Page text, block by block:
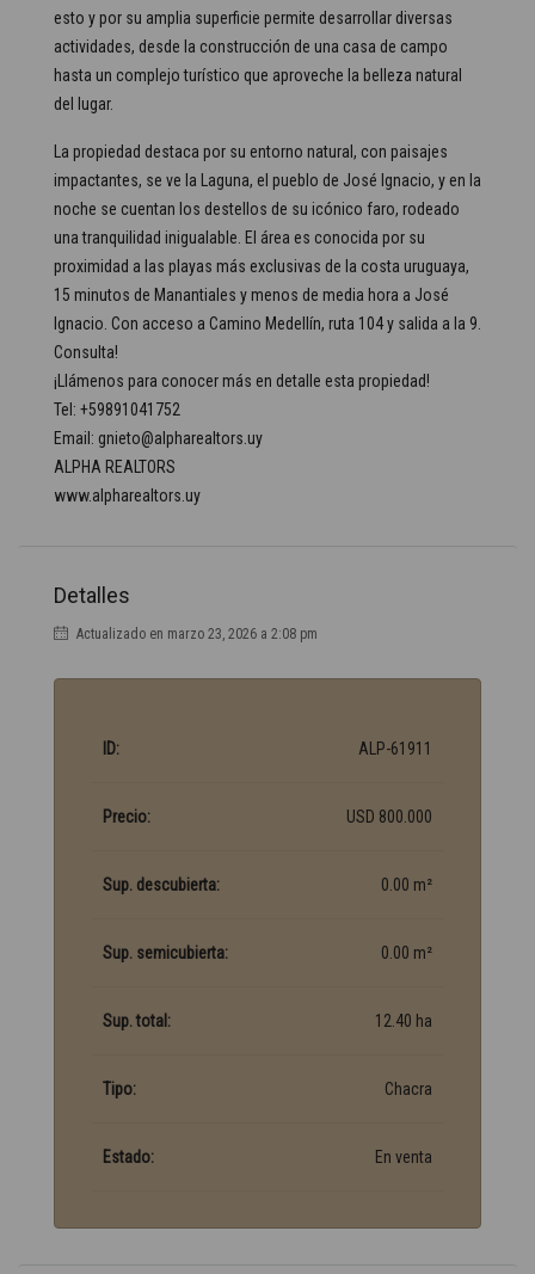
esto y por su amplia superficie permite desarrollar diversas
actividades, desde la construcción de una casa de campo
hasta un complejo turístico que aproveche la belleza natural
del lugar.
La propiedad destaca por su entorno natural, con paisajes
impactantes, se ve la Laguna, el pueblo de José Ignacio, y en la
noche se cuentan los destellos de su icónico faro, rodeado
una tranquilidad inigualable. El área es conocida por su
proximidad a las playas más exclusivas de la costa uruguaya,
15 minutos de Manantiales y menos de media hora a José
Ignacio. Con acceso a Camino Medellín, ruta 104 y salida a la 9.
Consulta!
¡Llámenos para conocer más en detalle esta propiedad!
Tel: +59891041752
Email: gnieto@alpharealtors.uy
ALPHA REALTORS
www.alpharealtors.uy
Detalles
Actualizado en marzo 23, 2026 a 2:08 pm
ID: ALP-61911
Precio: USD 800.000
Sup. descubierta: 0.00 m²
Sup. semicubierta: 0.00 m²
Sup. total: 12.40 ha
Tipo: Chacra
Estado: En venta